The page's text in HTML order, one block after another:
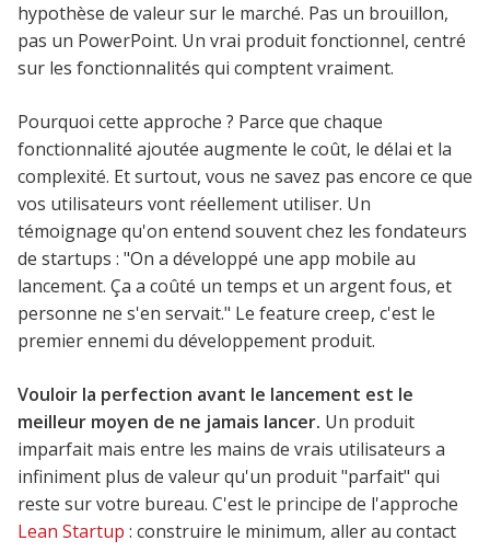
hypothèse de valeur sur le marché. Pas un brouillon,
pas un PowerPoint. Un vrai produit fonctionnel, centré
sur les fonctionnalités qui comptent vraiment.
Pourquoi cette approche ? Parce que chaque
fonctionnalité ajoutée augmente le coût, le délai et la
complexité. Et surtout, vous ne savez pas encore ce que
vos utilisateurs vont réellement utiliser. Un
témoignage qu'on entend souvent chez les fondateurs
de startups : "On a développé une app mobile au
lancement. Ça a coûté un temps et un argent fous, et
personne ne s'en servait." Le feature creep, c'est le
premier ennemi du développement produit.
Vouloir la perfection avant le lancement est le
meilleur moyen de ne jamais lancer. Un produit
imparfait mais entre les mains de vrais utilisateurs a
infiniment plus de valeur qu'un produit "parfait" qui
reste sur votre bureau. C'est le principe de l'approche
Lean Startup : construire le minimum, aller au contact